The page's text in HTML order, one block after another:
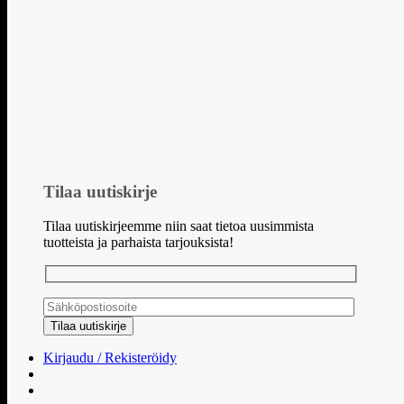
Tilaa uutiskirje
Tilaa uutiskirjeemme niin saat tietoa uusimmista
tuotteista ja parhaista tarjouksista!
Kirjaudu / Rekisteröidy